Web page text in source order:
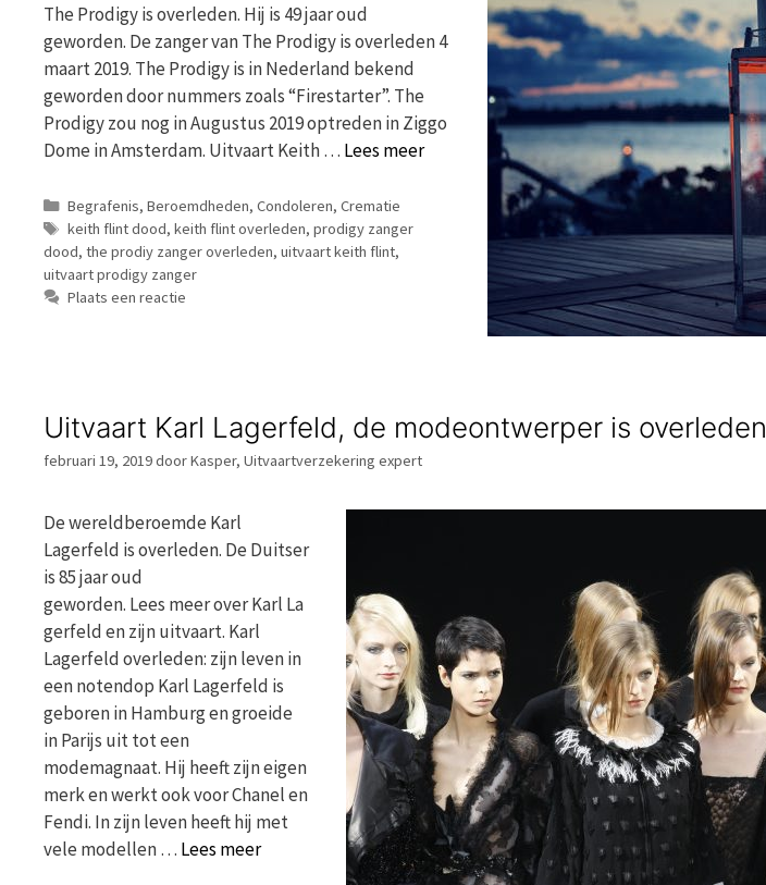
The Prodigy is overleden. Hij is 49 jaar oud
geworden. De zanger van The Prodigy is overleden 4
maart 2019. The Prodigy is in Nederland bekend
geworden door nummers zoals “Firestarter”. The
Prodigy zou nog in Augustus 2019 optreden in Ziggo
Dome in Amsterdam. Uitvaart Keith … Lees meer
Categorieën
Begrafenis, Beroemdheden, Condoleren, Crematie
Tags
keith flint dood, keith flint overleden, prodigy zanger
dood, the prodiy zanger overleden, uitvaart keith flint,
uitvaart prodigy zanger
Plaats een reactie
Uitvaart Karl Lagerfeld, de modeontwerper is overleden
februari 19, 2019doorKasper, Uitvaartverzekering expert
De wereldberoemde Karl
Lagerfeld is overleden. De Duitser
is 85 jaar oud
geworden. Lees meer over Karl La
gerfeld en zijn uitvaart. Karl
Lagerfeld overleden: zijn leven in
een notendop Karl Lagerfeld is
geboren in Hamburg en groeide
in Parijs uit tot een
modemagnaat. Hij heeft zijn eigen
merk en werkt ook voor Chanel en
Fendi. In zijn leven heeft hij met
vele modellen … Lees meer